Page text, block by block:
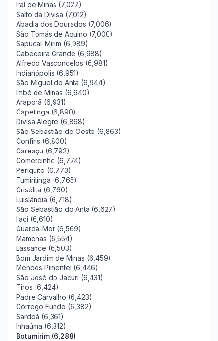
Iraí de Minas (7,027)
Salto da Divisa (7,012)
Abadia dos Dourados (7,006)
São Tomás de Aquino (7,000)
Sapucaí-Mirim (6,989)
Cabeceira Grande (6,988)
Alfredo Vasconcelos (6,981)
Indianópolis (6,951)
São Miguel do Anta (6,944)
Imbé de Minas (6,940)
Araporã (6,931)
Capetinga (6,890)
Divisa Alegre (6,868)
São Sebastião do Oeste (6,863)
Confins (6,800)
Careaçu (6,792)
Comercinho (6,774)
Periquito (6,773)
Tumiritinga (6,765)
Crisólita (6,760)
Luislândia (6,718)
São Sebastião do Anta (6,627)
Ijaci (6,610)
Guarda-Mor (6,569)
Mamonas (6,554)
Lassance (6,503)
Bom Jardim de Minas (6,459)
Mendes Pimentel (6,446)
São José do Jacuri (6,431)
Tiros (6,424)
Padre Carvalho (6,423)
Córrego Fundo (6,382)
Sardoá (6,361)
Inhaúma (6,312)
Botumirim (6,288)